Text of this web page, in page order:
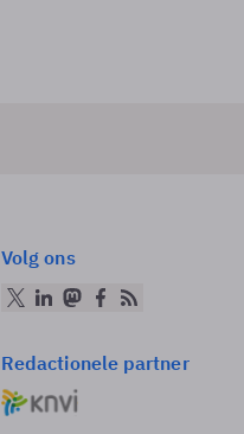
Volg ons
Redactionele partner